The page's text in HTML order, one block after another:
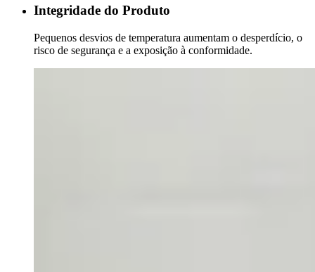
Integridade do Produto
Pequenos desvios de temperatura aumentam o desperdício, o
risco de segurança e a exposição à conformidade.